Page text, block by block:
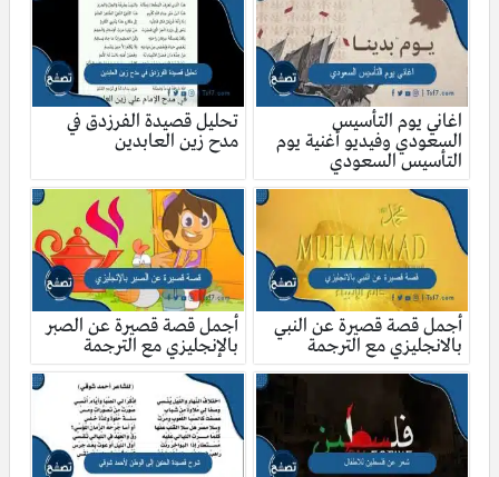
اغاني يوم التأسيس
السعودي وفيديو أغنية يوم
التأسيس السعودي
تحليل قصيدة الفرزدق في
مدح زين العابدين
أجمل قصة قصيرة عن النبي
بالانجليزي مع الترجمة
أجمل قصة قصيرة عن الصبر
بالإنجليزي مع الترجمة